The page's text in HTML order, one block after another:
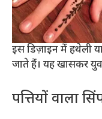
इस डिज़ाइन में हथेली
जाते हैं। यह खासकर
पत्तियों वाला